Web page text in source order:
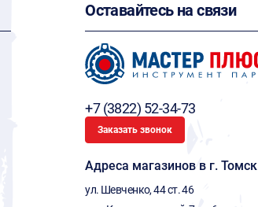
Оставайтесь на связи
+7 (3822) 52-34-73
Заказать звонок
Адреса магазинов в г. Томск
ул. Шевченко, 44 ст. 46